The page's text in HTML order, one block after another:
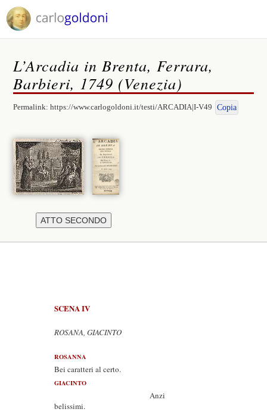
L’Arcadia in Brenta, Ferrara,
Barbieri, 1749 (Venezia)
Permalink:https://www.carlogoldoni.it/testi/ARCADIA|I-V49 Copia
SCENA IV
ROSANA, GIACINTO
ROSANNA
Bei caratteri al certo.
GIACINTO
Anzi
belissimi.